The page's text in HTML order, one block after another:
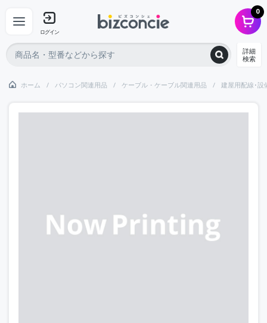
ログイン
0
詳細
検索
ホーム パソコン関連用品 ケーブル・ケーブル関連用品 建屋用配線･設